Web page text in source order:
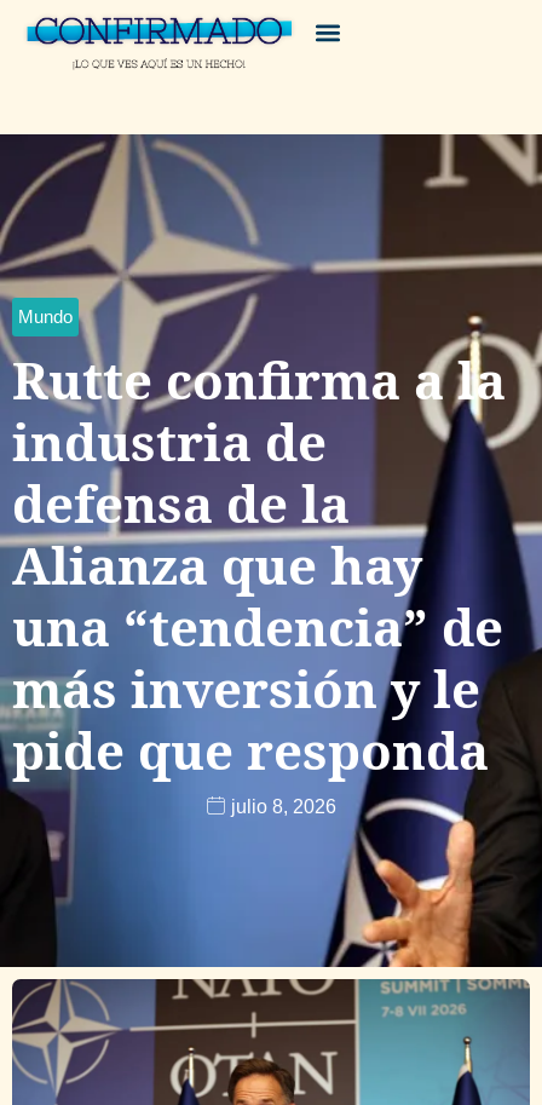
Mundo
Rutte confirma a la
industria de
defensa de la
Alianza que hay
una “tendencia” de
más inversión y le
pide que responda
julio 8, 2026